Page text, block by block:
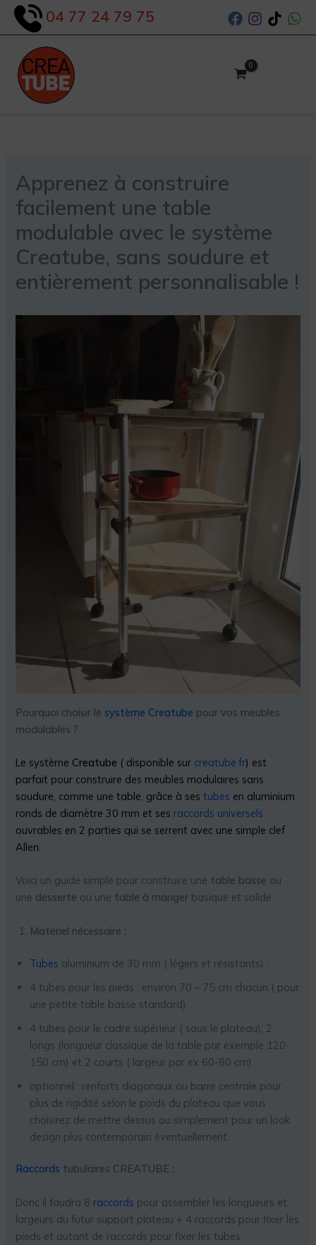
Aller
04 77 24 79 75
Apprenez à construire
facilement une table
modulable avec le système
Creatube, sans soudure et
entièrement personnalisable !
Pourquoi choisir le système Creatube pour vos meubles
modulables ?
Le système Creatube ( disponible sur creatube.fr) est
parfait pour construire des meubles modulaires sans
soudure, comme une table, grâce à sestubes en aluminium
ronds de diamètre 30 mm et ses raccords universels
ouvrables en 2 parties qui se serrent avec une simple clef
Allen.
Voici un guide simple pour construire une table basse ou
une desserte ou une table à manger basique et solide.
Matériel nécessaire :
Tubes aluminium de 30 mm ( légers et résistants) :
4 tubes pour les pieds : environ 70 – 75 cm chacun ( pour
une petite table basse standard)
4 tubes pour le cadre supérieur ( sous le plateau); 2
longs (longueur classique de la table par exemple 120-
150 cm) et 2 courts ( largeur par ex 60-80 cm)
optionnel : renforts diagonaux ou barre centrale pour
plus de rigidité selon le poids du plateau que vous
choisirez de mettre dessus ou simplement pour un look
design plus contemporain éventuellement.
Raccords tubulaires CREATUBE :
Donc il faudra 8 raccords pour assembler les longueurs et
largeurs du futur support plateau + 4 raccords pour fixer les
pieds et autant de raccords pour fixer les tubes